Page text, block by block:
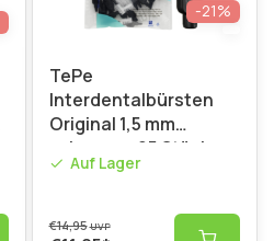
-21%
TePe
Interdentalbürsten
Original 1,5 mm
schwarz - 25 Stück
Auf Lager
€14,95UVP